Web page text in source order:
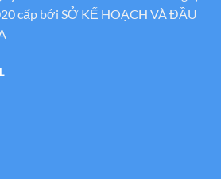
cấp bới SỞ KẾ HOẠCH VÀ ĐẦU